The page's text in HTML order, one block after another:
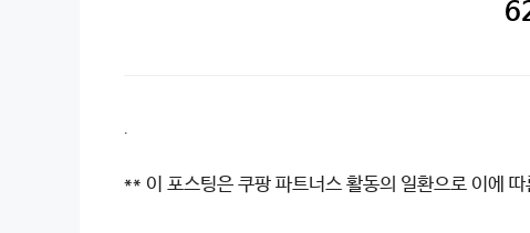
.
** 이 포스팅은 쿠팡 파트너스 활동의 일환으로 이에